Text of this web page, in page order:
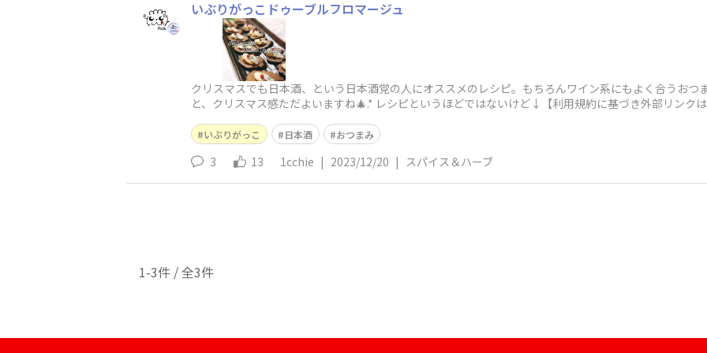
いぶりがっこドゥーブルフロマージュ
クリスマスでも日本酒、という日本酒党の人にオススメのレシピ。もちろんワイン系にもよく合うおつ
と、クリスマス感ただよいますね🎄.* レシピというほどではないけど↓【利用規約に基づき外部リンク
いぶりがっこ 日本酒 おつまみ
3 13 1cchie | 2023/12/20 | スパイス＆ハーブ
1-3件 / 全3件